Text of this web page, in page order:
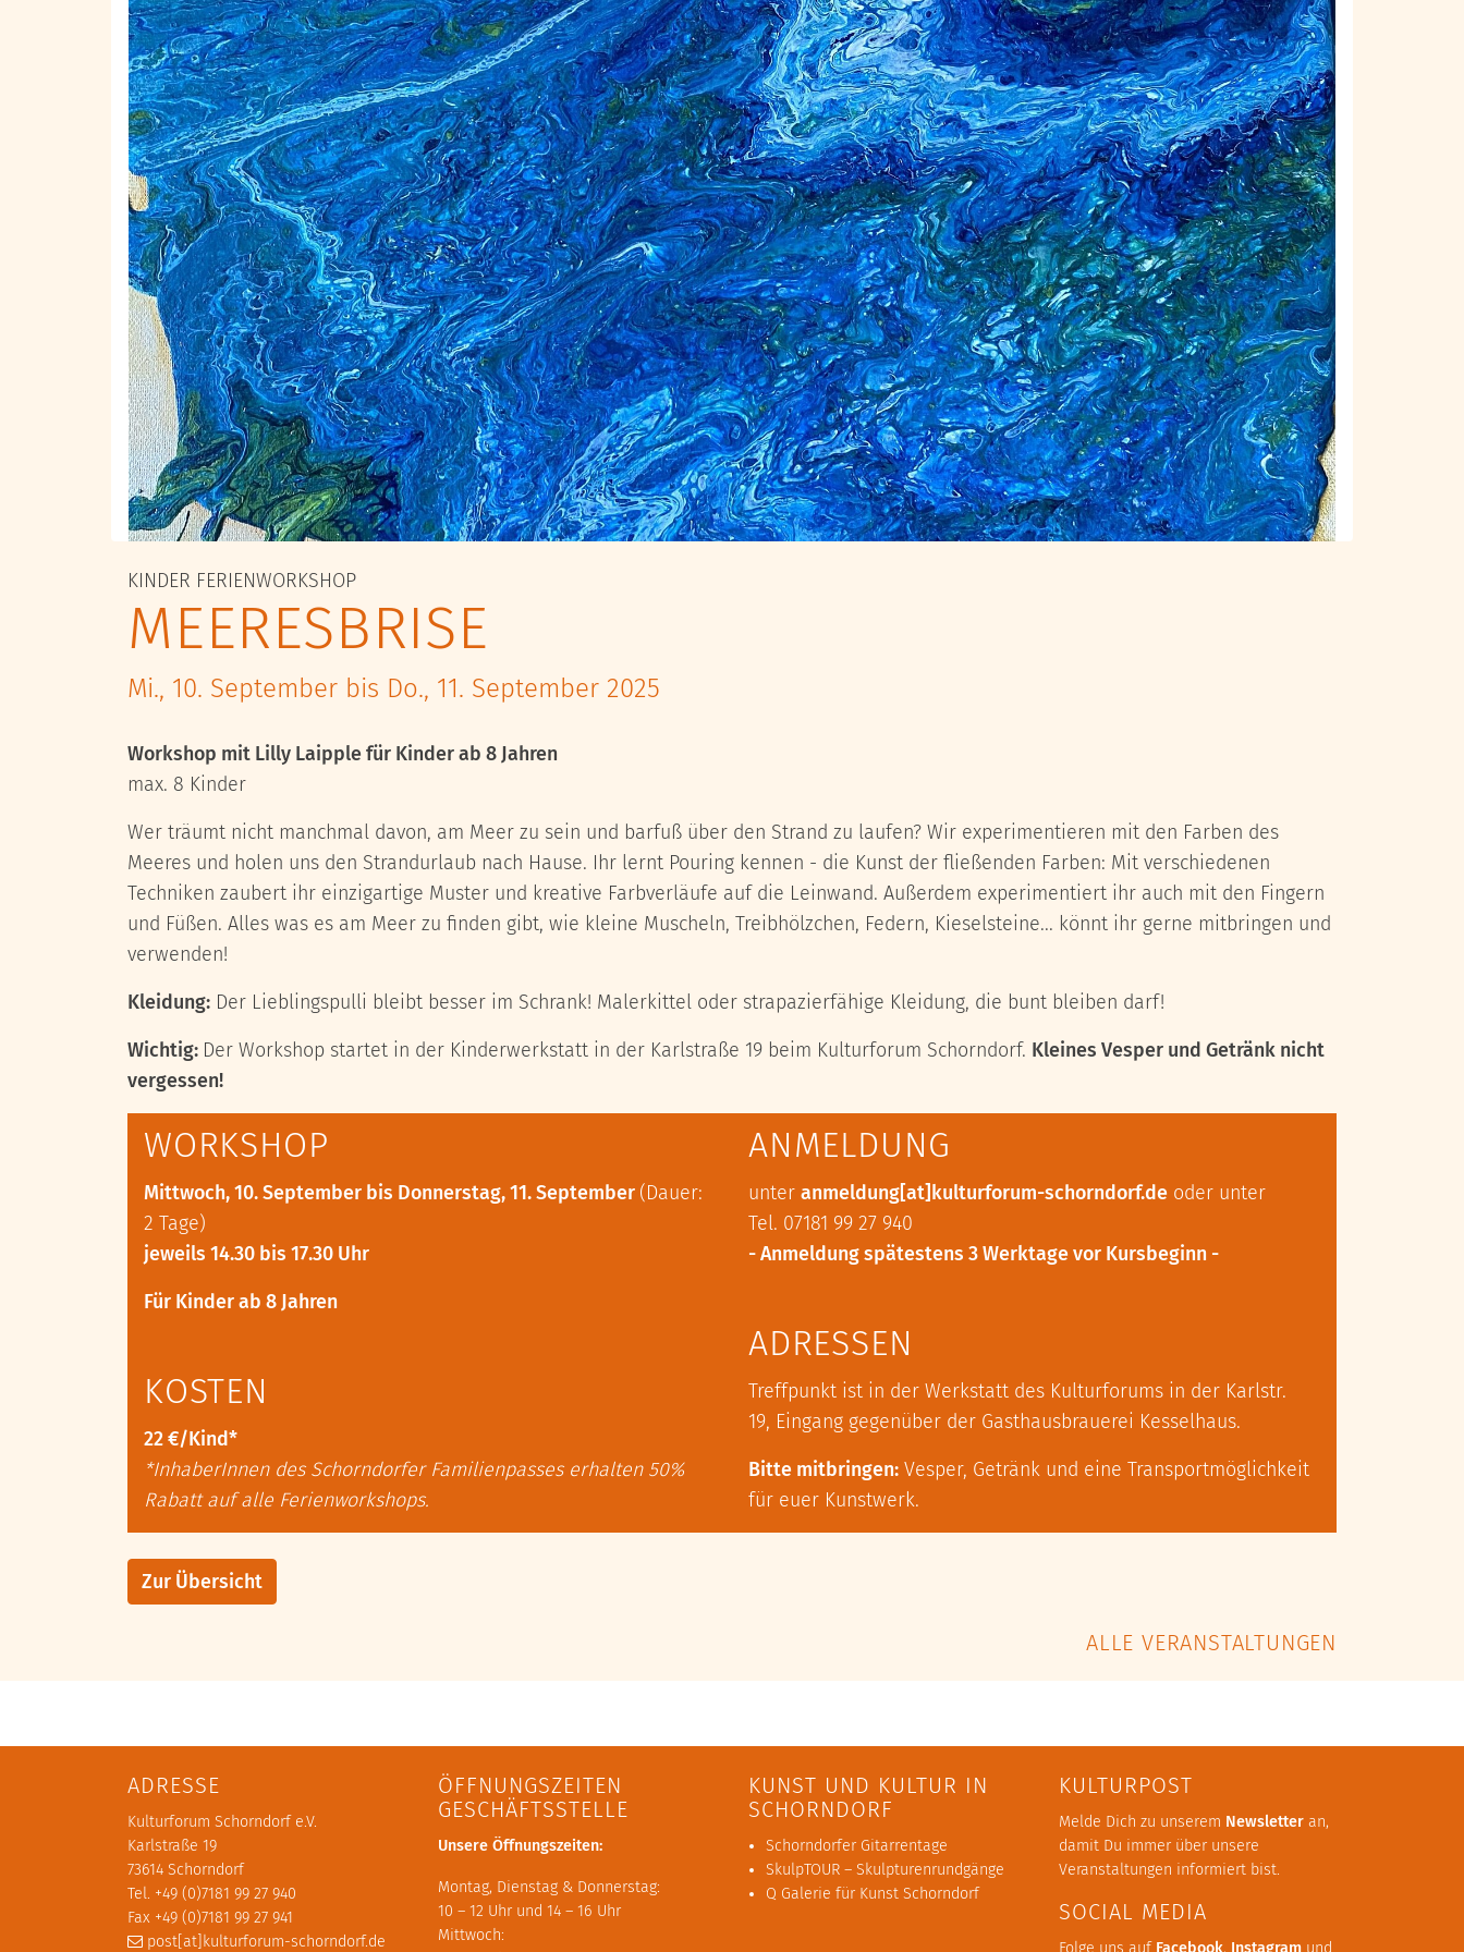
KINDER FERIENWORKSHOP
MEERESBRISE
Mi., 10. September bis Do., 11. September 2025
Workshop mit Lilly Laipple für Kinder ab 8 Jahren
max. 8 Kinder
Wer träumt nicht manchmal davon, am Meer zu sein und barfuß über den Strand zu laufen? Wir experimentieren mit den Farben des
Meeres und holen uns den Strandurlaub nach Hause. Ihr lernt Pouring kennen - die Kunst der fließenden Farben: Mit verschiedenen
Techniken zaubert ihr einzigartige Muster und kreative Farbverläufe auf die Leinwand. Außerdem experimentiert ihr auch mit den Fingern
und Füßen. Alles was es am Meer zu finden gibt, wie kleine Muscheln, Treibhölzchen, Federn, Kieselsteine... könnt ihr gerne mitbringen und
verwenden!
Kleidung: Der Lieblingspulli bleibt besser im Schrank! Malerkittel oder strapazierfähige Kleidung, die bunt bleiben darf!
Wichtig: Der Workshop startet in der Kinderwerkstatt in der Karlstraße 19 beim Kulturforum Schorndorf. Kleines Vesper und Getränk nicht
vergessen!
WORKSHOP
Mittwoch, 10. September bis Donnerstag, 11. September (Dauer:
2 Tage)
jeweils 14.30 bis 17.30 Uhr
Für Kinder ab 8 Jahren
KOSTEN
22 €/Kind*
*InhaberInnen des Schorndorfer Familienpasses erhalten 50%
Rabatt auf alle Ferienworkshops.
ANMELDUNG
unter anmeldung[at]kulturforum-schorndorf.de oder unter
Tel. 07181 99 27 940
- Anmeldung spätestens 3 Werktage vor Kursbeginn -
ADRESSEN
Treffpunkt ist in der Werkstatt des Kulturforums in der Karlstr.
19, Eingang gegenüber der Gasthausbrauerei Kesselhaus.
Bitte mitbringen: Vesper, Getränk und eine Transportmöglichkeit
für euer Kunstwerk.
Zur Übersicht
ALLE VERANSTALTUNGEN
ADRESSE
Kulturforum Schorndorf e.V.
Karlstraße 19
73614 Schorndorf
Tel. +49 (0)7181 99 27 940
Fax +49 (0)7181 99 27 941
post[at]kulturforum-schorndorf.de
ÖFFNUNGSZEITEN
GESCHÄFTSSTELLE
Unsere Öffnungszeiten:
Montag, Dienstag & Donnerstag:
10 – 12 Uhr und 14 – 16 Uhr
Mittwoch:
KUNST UND KULTUR IN
SCHORNDORF
Schorndorfer Gitarrentage
SkulpTOUR – Skulpturenrundgänge
Q Galerie für Kunst Schorndorf
KULTURPOST
Melde Dich zu unserem Newsletter an,
damit Du immer über unsere
Veranstaltungen informiert bist.
SOCIAL MEDIA